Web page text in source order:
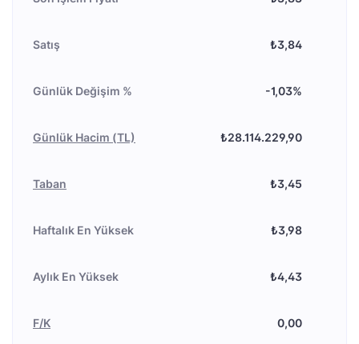
Satış ₺3,84
Günlük Değişim % -1,03%
Günlük Hacim (TL) ₺28.114.229,90
Taban ₺3,45
Haftalık En Yüksek ₺3,98
Aylık En Yüksek ₺4,43
F/K 0,00